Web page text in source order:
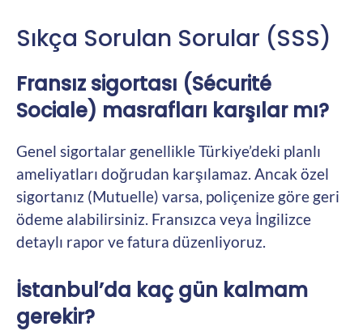
Sıkça Sorulan Sorular (SSS)
Fransız sigortası (Sécurité
Sociale) masrafları karşılar mı?
Genel sigortalar genellikle Türkiye’deki planlı
ameliyatları doğrudan karşılamaz. Ancak özel
sigortanız (Mutuelle) varsa, poliçenize göre geri
ödeme alabilirsiniz. Fransızca veya İngilizce
detaylı rapor ve fatura düzenliyoruz.
İstanbul’da kaç gün kalmam
gerekir?